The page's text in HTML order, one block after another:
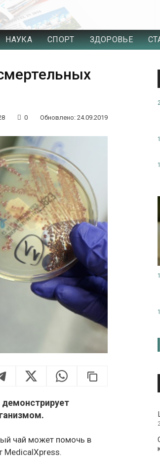
НАУКА СПОРТ ЗДОРОВЬЕ
0 Обновлено: 24.09.2019
демонстрирует
чай может помочь в
MedicalXpress.